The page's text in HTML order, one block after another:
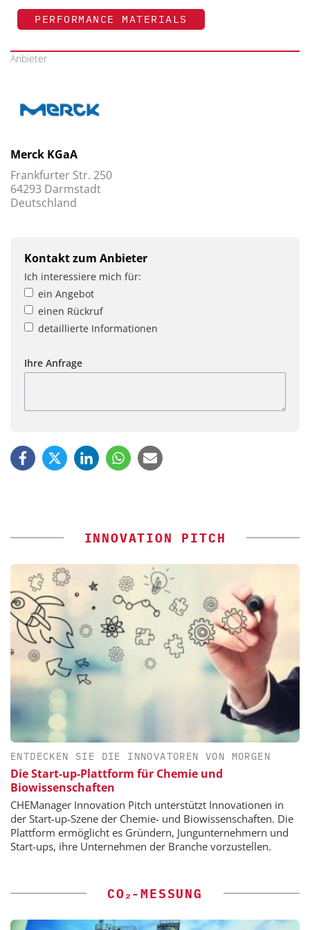
PERFORMANCE MATERIALS
Anbieter
Merck KGaA
Frankfurter Str. 250
64293 Darmstadt
Deutschland
Kontakt zum Anbieter
Ich interessiere mich für:
ein Angebot
einen Rückruf
detaillierte Informationen
Ihre Anfrage
INNOVATION PITCH
ENTDECKEN SIE DIE INNOVATOREN VON MORGEN
Die Start-up-Plattform für Chemie und
Biowissenschaften
CHEManager Innovation Pitch unterstützt Innovationen in
der Start-up-Szene der Chemie- und Biowissenschaften. Die
Plattform ermöglicht es Gründern, Jungunternehmern und
Start-ups, ihre Unternehmen der Branche vorzustellen.
CO₂-MESSUNG